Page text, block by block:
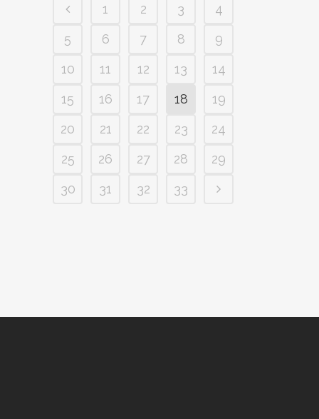
1 2 3
4
5
6 7 8
9
10
11 12 13
14
15
16 17 18
19
20
21 22 23
24
25
26 27 28
29
30
31 32 33